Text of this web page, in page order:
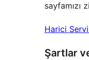
sayfamızı
Harici
Şartlar